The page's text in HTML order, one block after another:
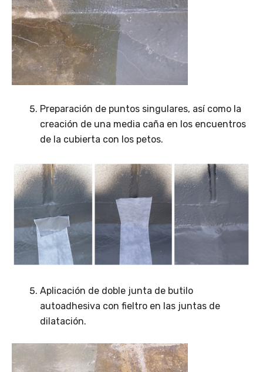
Preparación de puntos singulares, así como la
creación de una media caña en los encuentros
de la cubierta con los petos.
Aplicación de doble junta de butilo
autoadhesiva con fieltro en las juntas de
dilatación.